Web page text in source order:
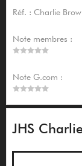
Réf. : Charlie
Note membres :
Note G.com :
JHS